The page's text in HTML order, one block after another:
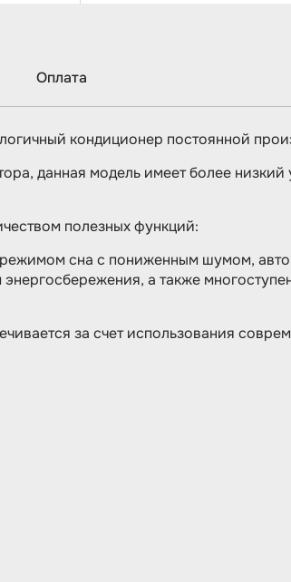
Оплата
кондиционер постоянной
данная модель имеет более
полезных функций:
режимом сна с пониженным шумом,
а также
за счет использования